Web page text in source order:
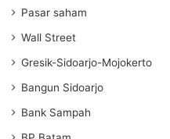
Pasar saham
Wall Street
Gresik-Sidoarjo-Mojokerto
Bangun Sidoarjo
Bank Sampah